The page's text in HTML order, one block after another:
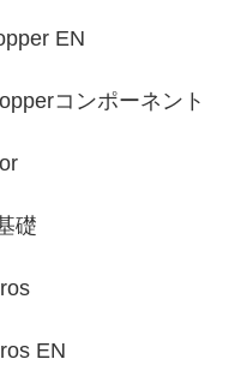
EN
コンポーネント
礎
EN